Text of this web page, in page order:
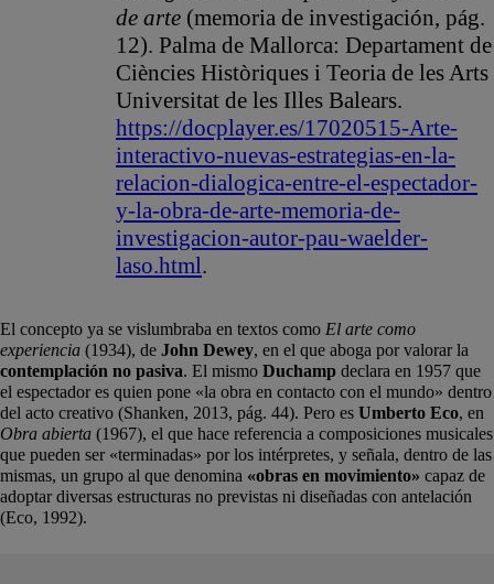
de arte (memoria de investigación, pág.
12). Palma de Mallorca: Departament de
Ciències Històriques i Teoria de les Arts
Universitat de les Illes Balears.
https://docplayer.es/17020515-Arte-
interactivo-nuevas-estrategias-en-la-
relacion-dialogica-entre-el-espectador-
y-la-obra-de-arte-memoria-de-
investigacion-autor-pau-waelder-
laso.html.
El concepto ya se vislumbraba en textos como El arte como
experiencia (1934), de John Dewey, en el que aboga por valorar la
contemplación no pasiva. El mismo Duchamp declara en 1957 que
el espectador es quien pone «la obra en contacto con el mundo» dentro
del acto creativo (Shanken, 2013, pág. 44). Pero es Umberto Eco, en
Obra abierta (1967), el que hace referencia a composiciones musicales
que pueden ser «terminadas» por los intérpretes, y señala, dentro de las
mismas, un grupo al que denomina «obras en movimiento» capaz de
adoptar diversas estructuras no previstas ni diseñadas con antelación
(Eco, 1992).